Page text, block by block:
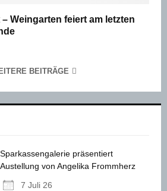
Weingarten feiert am letzten
BEITRÄGE
Sparkassengalerie präsentiert
Austellung von Angelika Frommherz
7 Juli 26